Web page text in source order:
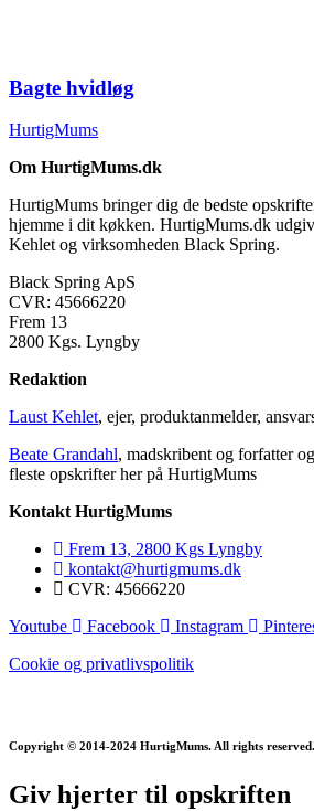
Bagte hvidløg
HurtigMums
Om HurtigMums.dk
HurtigMums bringer dig de bedste
hjemme i dit køkken. HurtigMums.dk
Kehlet og virksomheden Black Spring.
Black Spring ApS
CVR: 45666220
Frem 13
2800 Kgs. Lyngby
Redaktion
Laust Kehlet, ejer, produktanmelder,
Beate Grandahl, madskribent og forfatter
fleste opskrifter her på HurtigMums
Kontakt HurtigMums
Frem 13, 2800 Kgs Lyngby
kontakt@hurtigmums.dk
CVR: 45666220
Youtube
Facebook Instagram
Cookie og privatlivspolitik
Copyright © 2014-2024 HurtigMums. All rights reserved.
Giv hjerter til opskriften